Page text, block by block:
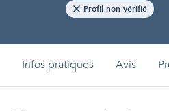
Profil non vérifié
Infos pratiques Avis